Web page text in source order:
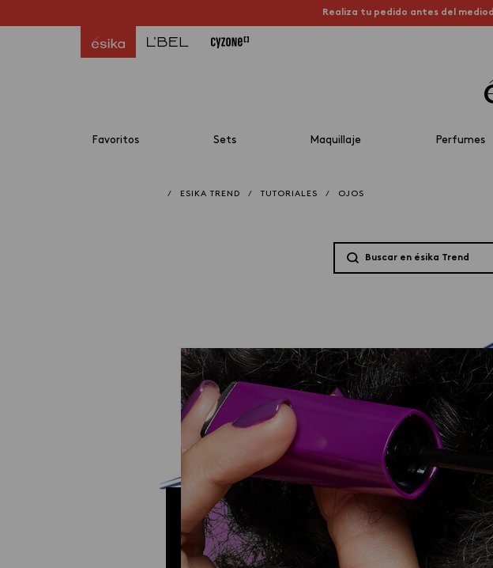
Realiza tu pedido antes del
Favoritos Sets Maquillaje Perfumes
/ ESIKA TREND / TUTORIALES / OJOS